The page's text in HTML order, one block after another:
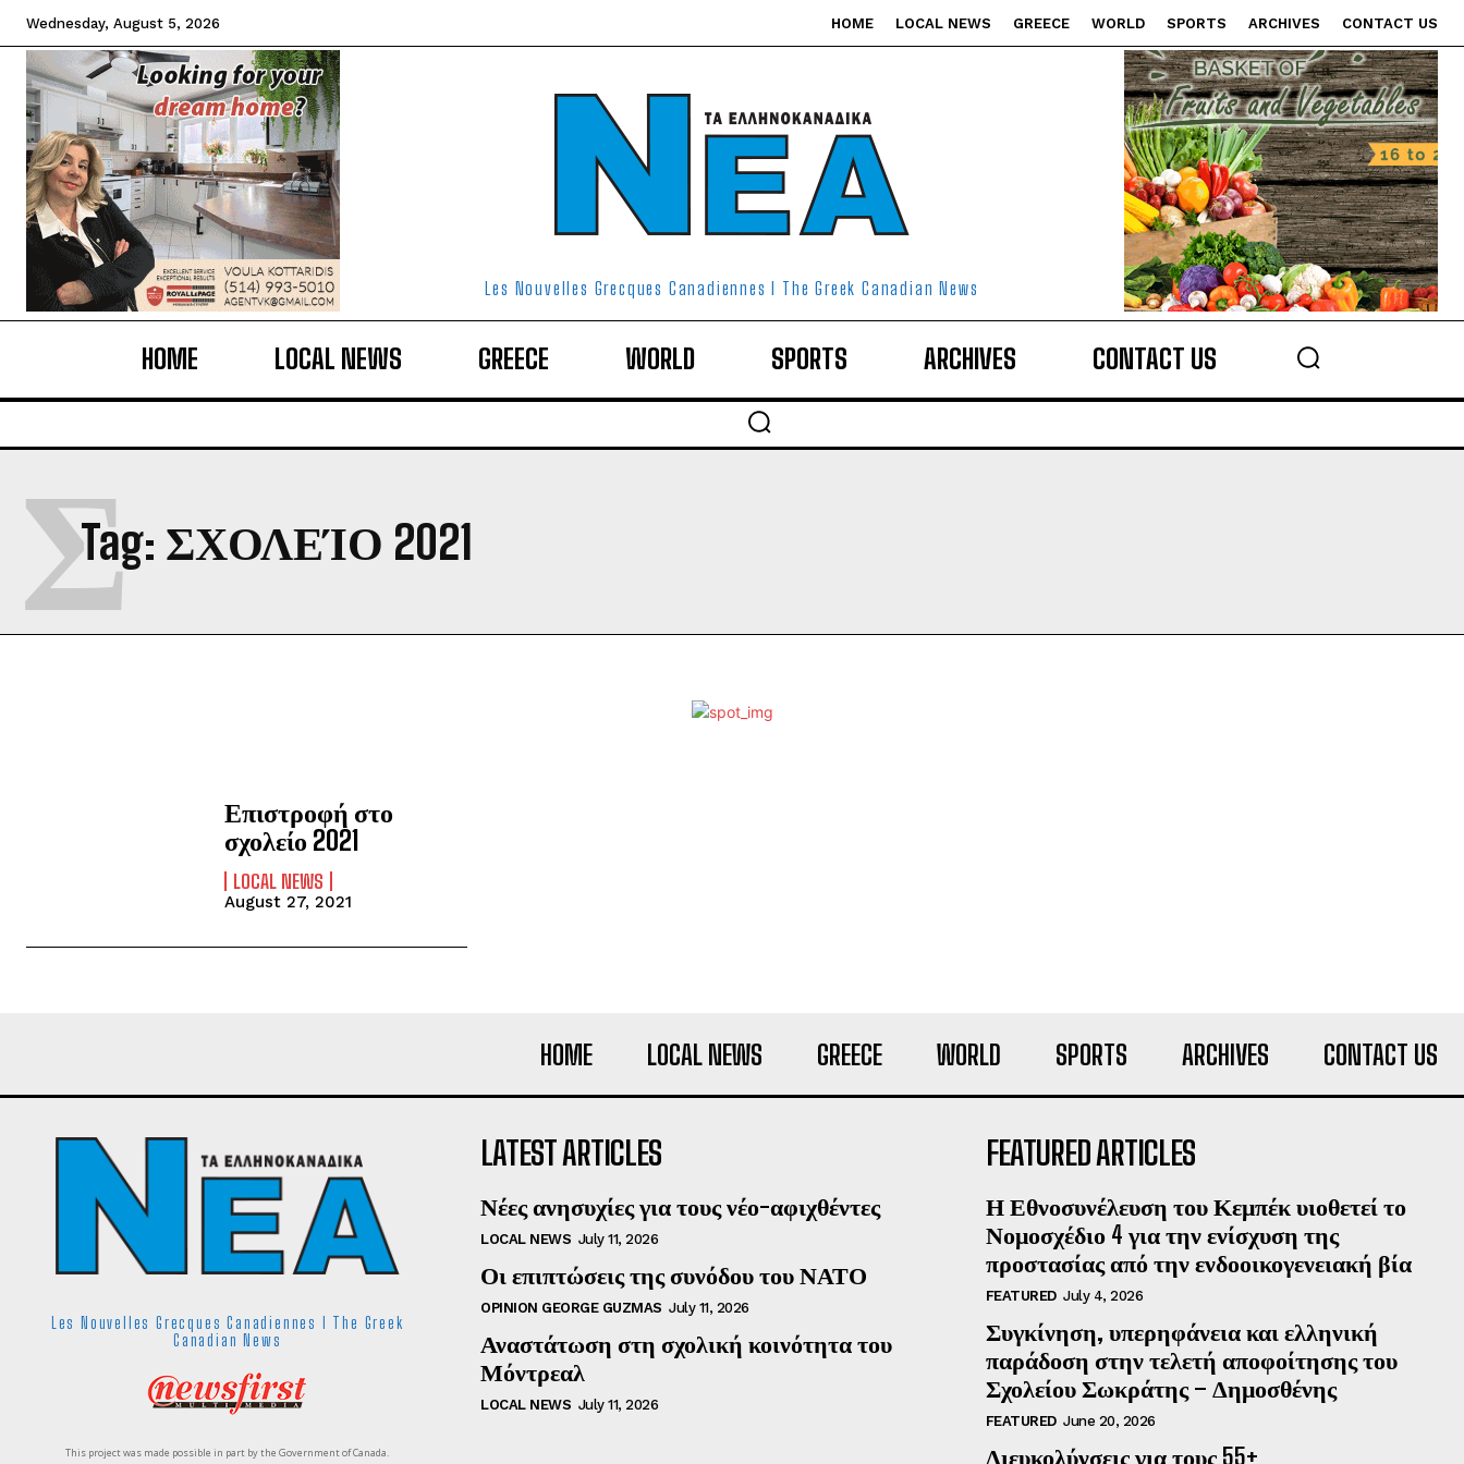
Wednesday, August 5, 2026 HOME LOCAL NEWS GREECE WORLD SPORTS ARCHIVES CONTACT US
Les Nouvelles Grecques Canadiennes I The Greek Canadian News
HOME LOCAL NEWS GREECE WORLD SPORTS ARCHIVES CONTACT US
Tag: ΣΧΟΛΕΊΟ 2021
Σ
Επιστροφή στο
σχολείο 2021
LOCAL NEWS
August 27, 2021
HOME LOCAL NEWS GREECE WORLD SPORTS ARCHIVES CONTACT US
Les Nouvelles Grecques Canadiennes I The Greek
Canadian News
This project was made possible in part by the Government of Canada.
LATEST ARTICLES
Νέες ανησυχίες για τους νέο-αφιχθέντες
LOCAL NEWS July 11, 2026
Οι επιπτώσεις της συνόδου του ΝΑΤΟ
OPINION GEORGE GUZMAS July 11, 2026
Αναστάτωση στη σχολική κοινότητα του
Μόντρεαλ
LOCAL NEWS July 11, 2026
FEATURED ARTICLES
Η Εθνοσυνέλευση του Κεμπέκ υιοθετεί το
Νομοσχέδιο 4 για την ενίσχυση της
προστασίας από την ενδοοικογενειακή βία
FEATURED July 4, 2026
Συγκίνηση, υπερηφάνεια και ελληνική
παράδοση στην τελετή αποφοίτησης του
Σχολείου Σωκράτης – Δημοσθένης
FEATURED June 20, 2026
Διευκολύνσεις για τους 55+